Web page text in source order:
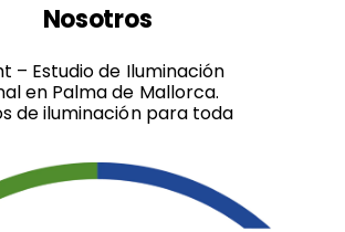
Nosotros
– Estudio de Iluminación
en Palma de Mallorca.
de iluminación para toda